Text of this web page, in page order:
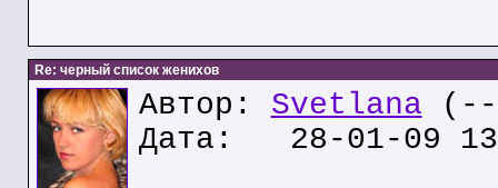
Re: черный список женихов
Автор: Svetlana
Дата: 28-01-09